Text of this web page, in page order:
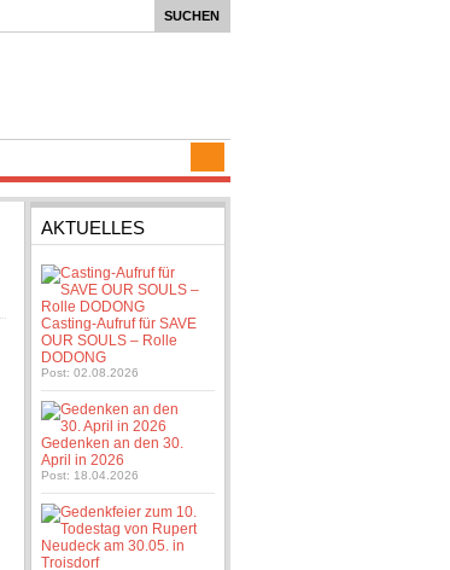
AKTUELLES
Casting-Aufruf für SAVE
OUR SOULS – Rolle
DODONG
Post: 02.08.2026
Gedenken an den 30.
April in 2026
Post: 18.04.2026